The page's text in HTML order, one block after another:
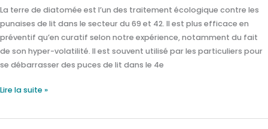
La terre de diatomée est l’un des traitement écologique contre les
punaises de lit dans le secteur du 69 et 42. Il est plus efficace en
préventif qu’en curatif selon notre expérience, notamment du fait
de son hyper-volatilité. Il est souvent utilisé par les particuliers pour
se débarrasser des puces de lit dans le 4e
Lire la suite »